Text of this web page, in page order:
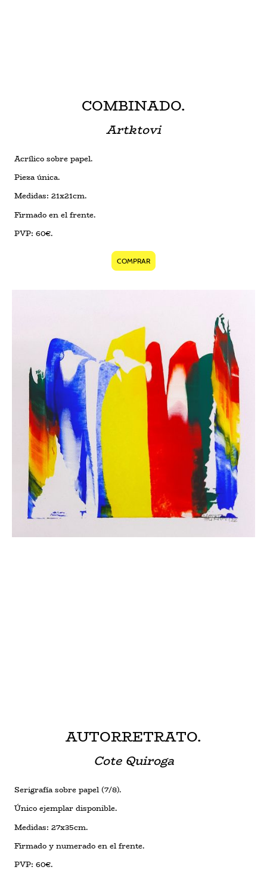
COMBINADO.
Artktovi
Acrílico sobre papel.
Pieza única.
Medidas: 21x21cm.
Firmado en el frente.
PVP: 60€.
COMPRAR
AUTORRETRATO.
Cote Quiroga
Serigrafía sobre papel (7/8).
Único ejemplar disponible.
Medidas: 27x35cm.
Firmado y numerado en el frente.
PVP: 60€.